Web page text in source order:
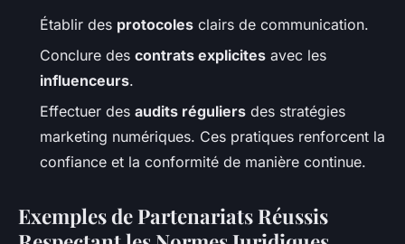
Établir des protocoles clairs de communication.
Conclure des contrats explicites avec les
influenceurs.
Effectuer des audits réguliers des stratégies
marketing numériques. Ces pratiques renforcent la
confiance et la conformité de manière continue.
Exemples de Partenariats Réussis